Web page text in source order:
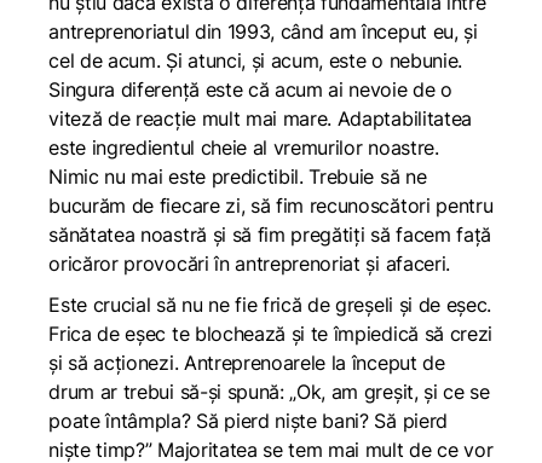
antreprenoriatul din 1993, când am început eu, și
cel de acum. Și atunci, și acum, este o nebunie.
Singura diferență este că acum ai nevoie de o
viteză de reacție mult mai mare. Adaptabilitatea
este ingredientul cheie al vremurilor noastre.
Nimic nu mai este predictibil. Trebuie să ne
bucurăm de fiecare zi, să fim recunoscători pentru
sănătatea noastră și să fim pregătiți să facem față
oricăror provocări în antreprenoriat și afaceri.
Este crucial să nu ne fie frică de greșeli și de eșec.
Frica de eșec te blochează și te împiedică să crezi
și să acționezi. Antreprenoarele la început de
drum ar trebui să-și spună: „Ok, am greșit, și ce se
poate întâmpla? Să pierd niște bani? Să pierd
niște timp?” Majoritatea se tem mai mult de ce vor